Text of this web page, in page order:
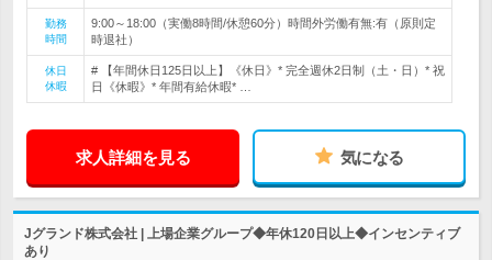
勤務
時間
9:00～18:00（実働8時間/休憩60分）時間外労働有無:有（原則定
時退社）
休日
休暇
# 【年間休日125日以上】《休日》* 完全週休2日制（土・日）* 祝
日《休暇》* 年間有給休暇* …
求人詳細を見る 気になる
Jグランド株式会社 | 上場企業グループ◆年休120日以上◆インセンティブ
あり